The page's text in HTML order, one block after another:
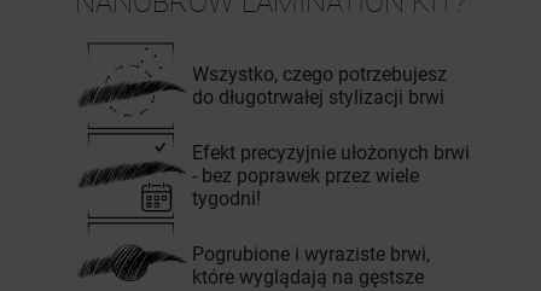
Wszystko, czego potrzebujesz
do długotrwałej stylizacji brwi
Efekt precyzyjnie ułożonych brwi
- bez poprawek przez wiele
tygodni!
Pogrubione i wyraziste brwi,
które wyglądają na gęstsze